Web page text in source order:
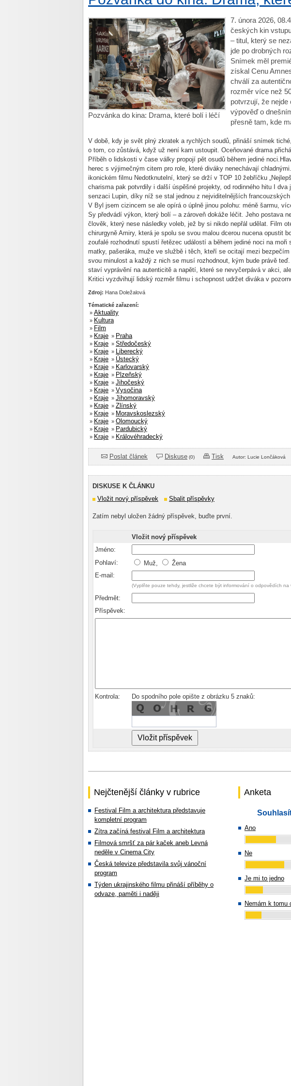
Pozvánka do kina: Drama, které bolí i léčí
7. února 2026,
českých kin
– titul, který se
jde po drobných
Snímek měl
získal Cenu
chválí za
rozměr více než
potvrzují, že nejde
výpověď o
přesně tam, kde
V době, kdy je svět plný zkratek a rychlých soudů, přináší snímek
o tom, co zůstává, když už není kam ustoupit. Oceňované drama
Příběh o lidskosti v čase války propojí pět osudů během jediné
herec s výjimečným citem pro role, které diváky nenechávají
ikonickém filmu Nedotknutelní, který se drží v TOP 10 žebříčku
charisma pak potvrdily i další úspěšné projekty, od rodinného hitu I dva
senzaci Lupin, díky níž se stal jednou z nejviditelnějších
V Byl jsem cizincem se ale opírá o úplně jinou polohu: méně šarmu,
Sy předvádí výkon, který bolí – a zároveň dokáže léčit. Jeho postava
člověk, který nese následky voleb, jež by si nikdo nepřál udělat. Film
chirurgyně Amiry, která je spolu se svou malou dcerou nucena opustit
zoufalé rozhodnutí spustí řetězec událostí a během jediné noci na moři
matky, pašeráka, muže ve službě i těch, kteří se ocitají mezi
svou minulost a každý z nich se musí rozhodnout, kým bude právě
staví vyprávění na autenticitě a napětí, které se nevyčerpává v akci,
Kritici vyzdvihují lidský rozměr filmu i schopnost udržet diváka v
Zdroj: Hana Doležalová
Tématické zařazení:
» Aktuality
» Kultura
» Film
» Kraje » Praha
» Kraje » Středočeský
» Kraje » Liberecký
» Kraje » Ústecký
» Kraje » Karlovarský
» Kraje » Plzeňský
» Kraje » Jihočeský
» Kraje » Vysočina
» Kraje » Jihomoravský
» Kraje » Zlínský
» Kraje » Moravskoslezský
» Kraje » Olomoucký
» Kraje » Pardubický
» Kraje » Královéhradecký
Poslat článek Diskuse (0) Tisk Autor: Lucie Lončáková
DISKUSE K ČLÁNKU
Vložit nový příspěvek
Sbalit příspěvky
Zatím nebyl uložen žádný příspěvek, buďte první.
Vložit nový příspěvek
Jméno:
Pohlaví:
Muž,
Žena
E-mail:
(Vyplňte pouze tehdy, jestliže chcete být informování o odpovědích na
Předmět:
Příspěvek:
Kontrola: Do spodního pole opište z obrázku 5 znaků:
Nejčtenější články v rubrice
Festival Film a architektura představuje
kompletní program
Zítra začíná festival Film a architektura
Filmová smršť za pár kaček aneb Levná
neděle v Cinema City
Česká televize představila svůj vánoční
program
Týden ukrajinského filmu přináší příběhy o
odvaze, paměti i naději
Anketa
Ano
Ne
Je mi to jedno
Nemám k tomu